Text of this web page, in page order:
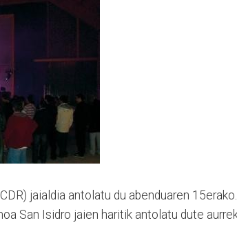
jaialdia antolatu du abenduaren 15erako.
San Isidro jaien haritik antolatu dute